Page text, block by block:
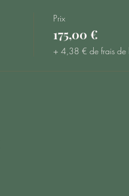
Prix
175,00 €
+ 4,38 € de frais de